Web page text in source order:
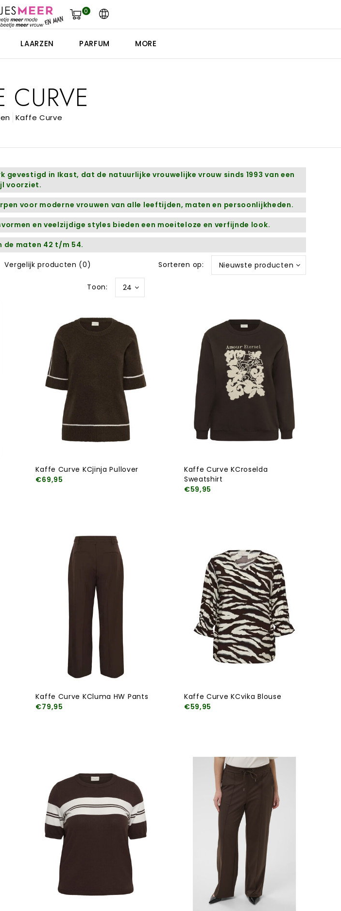
0
LAARZEN PARFUM MORE
CURVE
Kaffe Curve
gevestigd in Ikast, dat de natuurlijke vrouwelijke vrouw sinds 1993 van een
voorziet.
voor moderne vrouwen van alle leeftijden, maten en persoonlijkheden.
en veelzijdige styles bieden een moeiteloze en verfijnde look.
de maten 42 t/m 54.
Vergelijk producten (0) Sorteren op: Nieuwste producten
Toon: 24
Kaffe Curve KCjinja Pullover
€69,95
Kaffe Curve KCroselda
Sweatshirt
€59,95
Kaffe Curve KCluma HW Pants
€79,95
Kaffe Curve KCvika Blouse
€59,95